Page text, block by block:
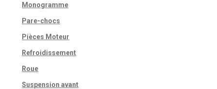
Monogramme
Pare-chocs
Pièces Moteur
Refroidissement
Roue
Suspension avant